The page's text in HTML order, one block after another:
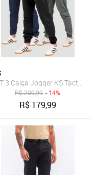
com Elastano Treino
3 Calça Jogger KS Tactel
R$209,99 - 14%
R$ 179,99